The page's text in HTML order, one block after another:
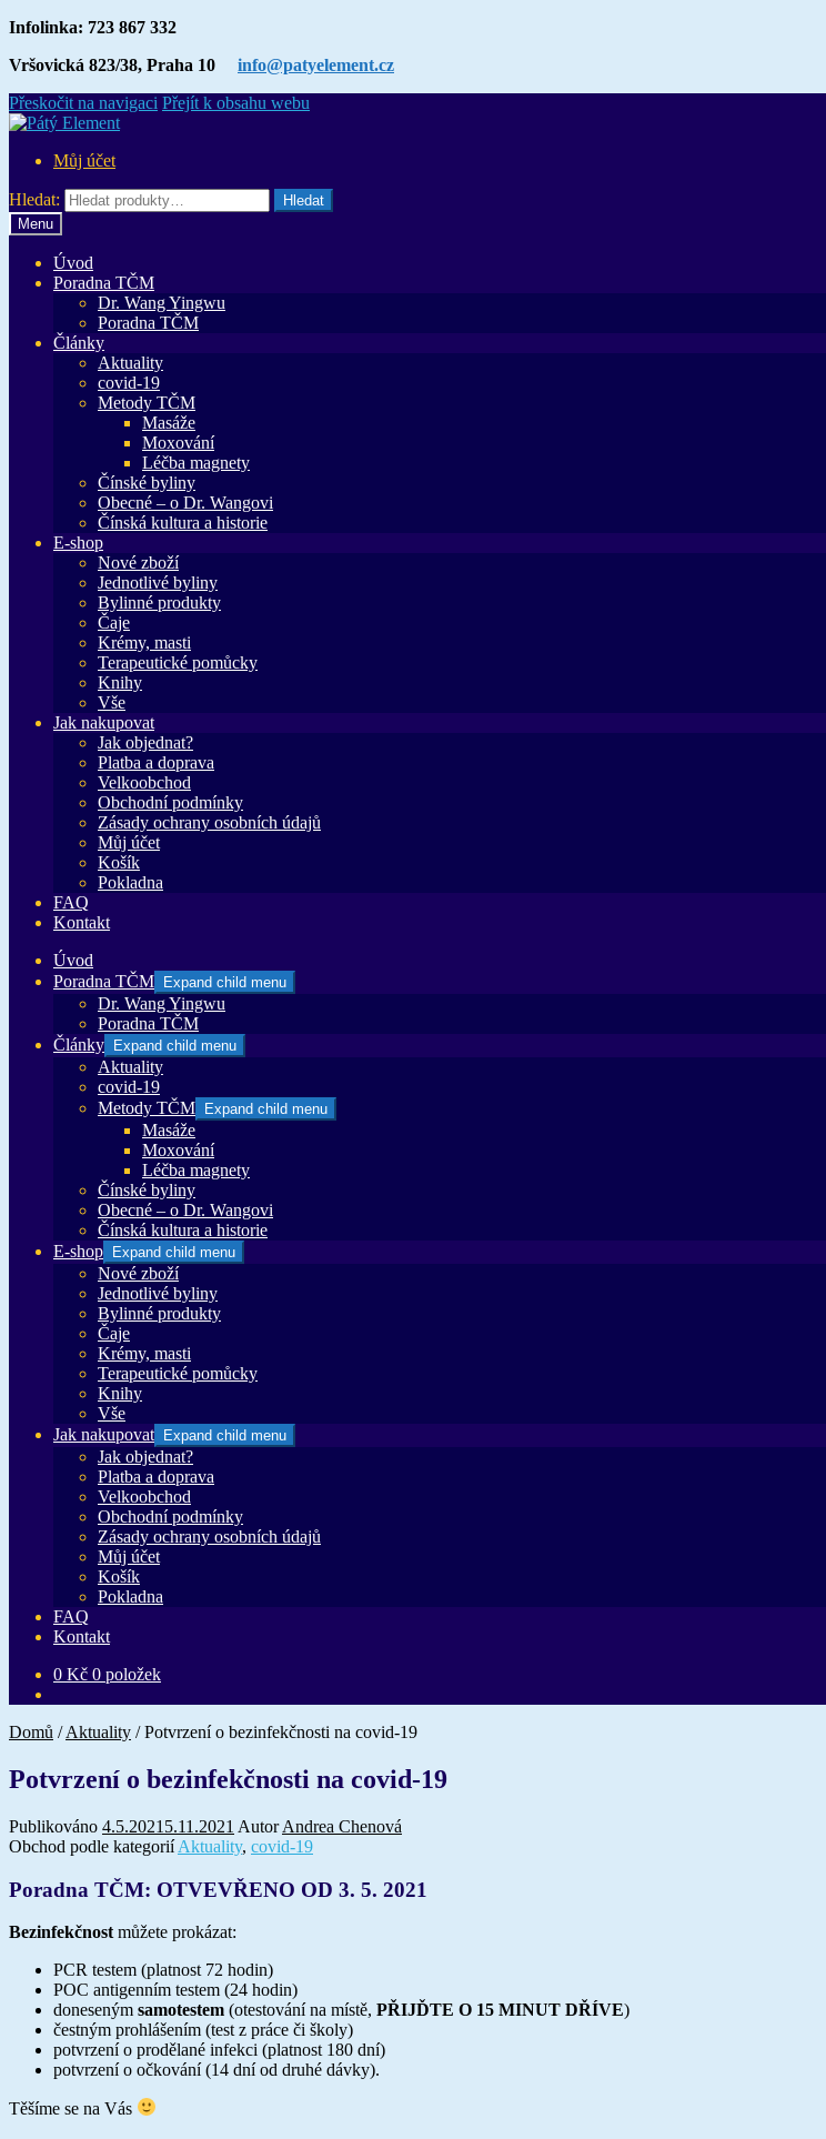
Infolinka: 723 867 332
Vršovická 823/38, Praha 10 info@patyelement.cz
Přeskočit na navigaci Přejít k obsahu webu
Můj účet
Hledat:
Hledat
Menu
Úvod
Poradna TČM
Dr. Wang Yingwu
Poradna TČM
Články
Aktuality
covid-19
Metody TČM
Masáže
Moxování
Léčba magnety
Čínské byliny
Obecné – o Dr. Wangovi
Čínská kultura a historie
E-shop
Nové zboží
Jednotlivé byliny
Bylinné produkty
Čaje
Krémy, masti
Terapeutické pomůcky
Knihy
Vše
Jak nakupovat
Jak objednat?
Platba a doprava
Velkoobchod
Obchodní podmínky
Zásady ochrany osobních údajů
Můj účet
Košík
Pokladna
FAQ
Kontakt
Úvod
Poradna TČM
Expand child menu
Dr. Wang Yingwu
Poradna TČM
Články
Expand child menu
Aktuality
covid-19
Metody TČM
Expand child menu
Masáže
Moxování
Léčba magnety
Čínské byliny
Obecné – o Dr. Wangovi
Čínská kultura a historie
E-shop
Expand child menu
Nové zboží
Jednotlivé byliny
Bylinné produkty
Čaje
Krémy, masti
Terapeutické pomůcky
Knihy
Vše
Jak nakupovat
Expand child menu
Jak objednat?
Platba a doprava
Velkoobchod
Obchodní podmínky
Zásady ochrany osobních údajů
Můj účet
Košík
Pokladna
FAQ
Kontakt
0 Kč 0 položek
Domů /Aktuality /Potvrzení o bezinfekčnosti na covid-19
Potvrzení o bezinfekčnosti na covid-19
Publikováno 4.5.2021 5.11.2021 AutorAndrea Chenová
Obchod podle kategoriíAktuality, covid-19
Poradna TČM: OTVEVŘENO OD 3. 5. 2021
Bezinfekčnost můžete prokázat:
PCR testem (platnost 72 hodin)
POC antigenním testem (24 hodin)
doneseným samotestem (otestování na místě, PŘIJĎTE O 15 MINUT DŘÍVE)
čestným prohlášením (test z práce či školy)
potvrzení o prodělané infekci (platnost 180 dní)
potvrzení o očkování (14 dní od druhé dávky).
Těšíme se na Vás